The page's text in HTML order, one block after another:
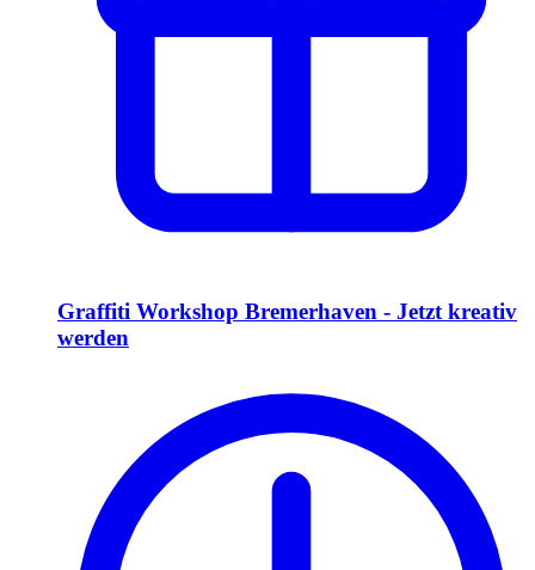
Graffiti Workshop Bremerhaven - Jetzt kreativ
werden